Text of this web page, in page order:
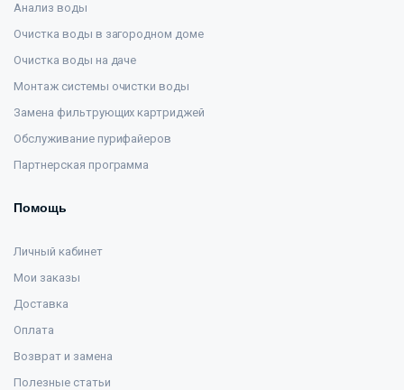
Анализ воды
Очистка воды в загородном доме
Очистка воды на даче
Монтаж системы очистки воды
Замена фильтрующих картриджей
Обслуживание пурифайеров
Партнерская программа
Помощь
Личный кабинет
Мои заказы
Доставка
Оплата
Возврат и замена
Полезные статьи